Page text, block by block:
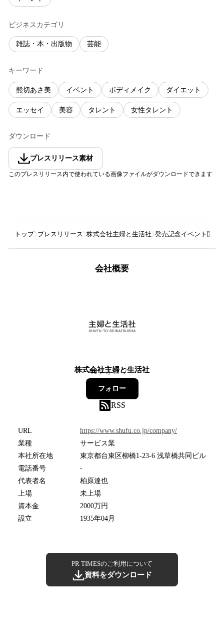
ビジネスカテゴリ
雑誌・本・出版物 芸能
キーワード
熊切あさ美 イベント ボディメイク ダイエット
エッセイ 美容 タレント 女性タレント
ダウンロード
プレスリリース素材
このプレスリリース内で使われている画像ファイルがダウンロードできます
トップ プレスリリース 株式会社主婦と生活社 発売記念イベント開催
会社概要
株式会社主婦と生活社
46フォロワー
フォロー
RSS
URL
https://www.shufu.co.jp/company/
業種
サービス業
本社所在地
東京都台東区柳橋1-23-6 浅草橋共同ビル
電話番号
-
代表者名
柏原達也
上場
未上場
資本金
2000万円
設立
1935年04月
PR TIMESのご利用について
資料をダウンロード